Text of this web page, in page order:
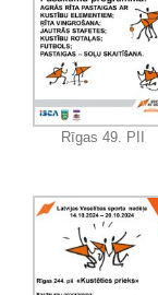
Rīgas 49. PII